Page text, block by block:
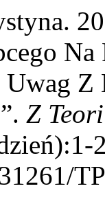
Na
Z
Z